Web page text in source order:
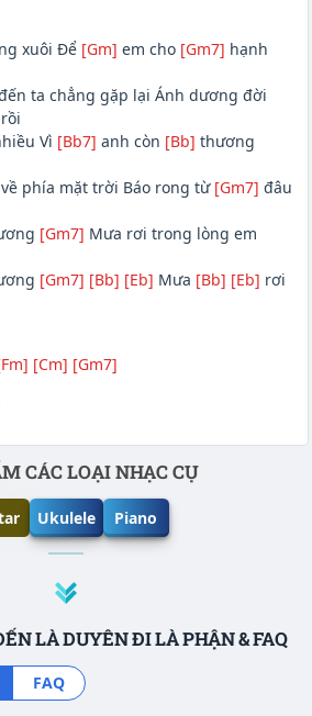
xuôi Để [Gm] em cho [Gm7] hạnh
ta chẳng gặp lại Ánh dương đời
Vì [Bb7] anh còn [Bb] thương
phía mặt trời Báo rong từ [Gm7] đâu
[Gm7] Mưa rơi trong lòng em
[Gm7] [Bb] [Eb] Mưa [Bb] [Eb] rơi
[Cm] [Gm7]
CÁC LOẠI NHẠC CỤ
Ukulele Piano
LÀ DUYÊN ĐI LÀ PHẬN & FAQ
FAQ